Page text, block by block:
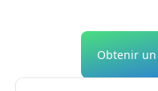
Obtenir